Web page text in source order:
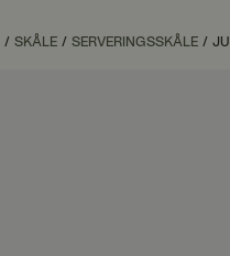
kø
SKÅLE SERVERINGSSKÅLE